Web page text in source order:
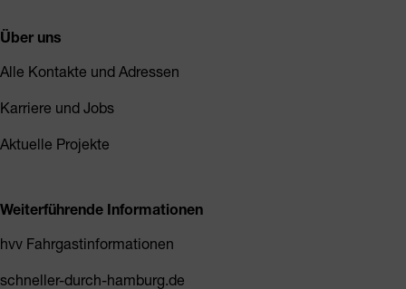
Über uns
Alle Kontakte und Adressen
Karriere und Jobs
Aktuelle Projekte
Weiterführende Informationen
hvv Fahrgastinformationen
schneller-durch-hamburg.de